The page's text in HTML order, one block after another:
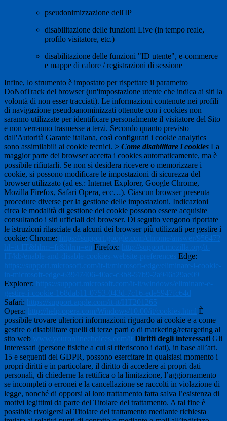
pseudonimizzazione dell'IP
disabilitazione delle funzioni Live (in tempo reale,
profilo visitatore, etc.)
disabilitazione delle funzioni "ID utente", e-commerce
e mappe di calore / registrazioni di sessione
Infine, lo strumento è impostato per rispettare il parametro
DoNotTrack del browser (un'impostazione utente che indica ai siti la
volontà di non esser tracciati). Le informazioni contenute nei profili
di navigazione pseudoanominizzati ottenute con i cookies non
saranno utilizzate per identificare personalmente il visitatore del Sito
e non verranno trasmesse a terzi. Secondo quanto previsto
dall'Autorità Garante italiana, così configurati i cookie analytics
sono assimilabili ai cookie tecnici. > Come disabilitare i cookies La
maggior parte dei browser accetta i cookies automaticamente, ma è
possibile rifiutarli. Se non si desidera ricevere o memorizzare i
cookie, si possono modificare le impostazioni di sicurezza del
browser utilizzato (ad es.: Internet Explorer, Google Chrome,
Mozilla Firefox, Safari Opera, ecc…). Ciascun browser presenta
procedure diverse per la gestione delle impostazioni. Indicazioni
circa le modalità di gestione dei cookie possono essere acquisite
consultando i siti ufficiali dei browser. Di seguito vengono riportate
le istruzioni rilasciate da alcuni dei browser più utilizzati per gestire i
cookie: Chrome: https://support.google.com/chrome/answer/95647?
hl=it-IT&hlrm=fr&hlrm=en Firefox: http://support.mozilla.org/it-
IT/kb/enable-and-disable-cookies-website-preferences Edge:
https://support.microsoft.com/it-it/microsoft-edge/eliminare-i-cookie-
in-microsoft-edge-63947406-40ac-c3b8-57b9-2a946a29ae09
Explorer: https://support.microsoft.com/it-it/windows/eliminare-e-
gestire-i-cookie-168dab11-0753-043d-7c16-ede5947fc64d
Safari: https://support.apple.com/it-it/HT201265
Opera: http://help.opera.com/Windows/10.00/it/cookies.html È
possibile trovare ulteriori informazioni riguardo ai cookie e a come
gestire o disabilitare quelli di terze parti o di marketing/retargeting al
sito web www.youronlinechoices.com/it Diritti degli interessati Gli
Interessati (persone fisiche a cui si riferiscono i dati), in base all’art.
15 e seguenti del GDPR, possono esercitare in qualsiasi momento i
propri diritti e in particolare, il diritto di accedere ai propri dati
personali, di chiederne la rettifica o la limitazione, l’aggiornamento
se incompleti o erronei e la cancellazione se raccolti in violazione di
legge, nonché di opporsi al loro trattamento fatta salva l’esistenza di
motivi legittimi da parte del Titolare del trattamento. A tal fine è
possibile rivolgersi al Titolare del trattamento mediante richiesta